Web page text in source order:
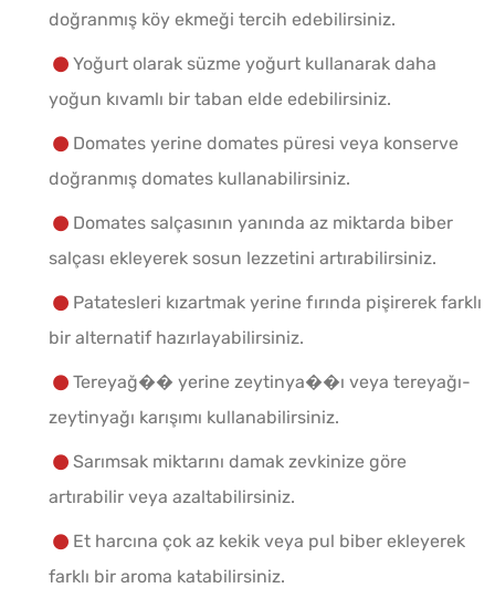
doğranmış köy ekmeği tercih edebilirsiniz.
Yoğurt olarak süzme yoğurt kullanarak daha
yoğun kıvamlı bir taban elde edebilirsiniz.
Domates yerine domates püresi veya konserve
doğranmış domates kullanabilirsiniz.
Domates salçasının yanında az miktarda biber
salçası ekleyerek sosun lezzetini artırabilirsiniz.
Patatesleri kızartmak yerine fırında pişirerek farklı
bir alternatif hazırlayabilirsiniz.
Tereyağ�� yerine zeytinya��ı veya tereyağı-
zeytinyağı karışımı kullanabilirsiniz.
Sarımsak miktarını damak zevkinize göre
artırabilir veya azaltabilirsiniz.
Et harcına çok az kekik veya pul biber ekleyerek
farklı bir aroma katabilirsiniz.